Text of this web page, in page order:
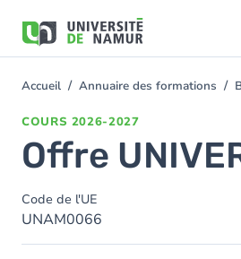
contenu
You
Accueil Annuaire des formations
COURS 2026-2027
Offre
Code de l'UE
UNAM0066